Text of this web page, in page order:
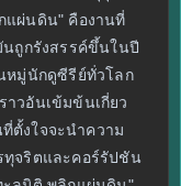
แผ่นดิน" คืองานที่
นถูกรังสรรค์ขึ้นในปี
หมู่นักดูซีรีย์ทั่วโลก
วอันเข้มข้นเกี่ยว
ตั้งใจจะนำความ
ทุจริตและคอร์รัปชัน